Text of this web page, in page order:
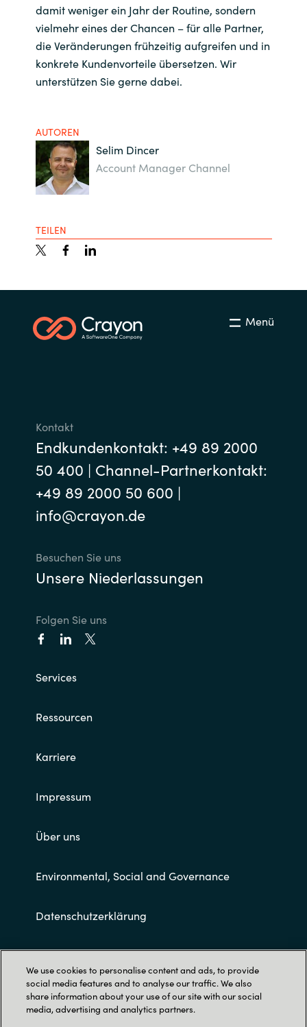
damit weniger ein Jahr der Routine, sondern
vielmehr eines der Chancen – für alle Partner,
die Veränderungen frühzeitig aufgreifen und in
konkrete Kundenvorteile übersetzen. Wir
unterstützen Sie gerne dabei.
AUTOREN
Selim Dincer
Account Manager Channel
TEILEN
Menü
Kontakt
Endkundenkontakt: +49 89 2000
50 400 | Channel-Partnerkontakt:
+49 89 2000 50 600 |
info@crayon.de
Besuchen Sie uns
Unsere Niederlassungen
Folgen Sie uns
Services
Ressourcen
Karriere
Impressum
Über uns
Environmental, Social and Governance
Datenschutzerklärung
Allgemeine Geschäftsbedingungen
We use cookies to personalise content and ads, to provide
social media features and to analyse our traffic. We also
share information about your use of our site with our social
media, advertising and analytics partners.